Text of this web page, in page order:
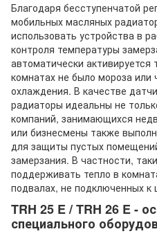
Благодаря бесступенчатой
мобильных масляных
использовать устройства в
контроля температуры
автоматически
комнатах не было мороза или
охлаждения. В качестве
радиаторы идеальны не
компаний, занимающихся
или бизнесмены также
для защиты пустых
замерзания. В частности,
поддерживать тепло в
подвалах, не подключенных
TRH 25 E / TRH 26 E -
специального